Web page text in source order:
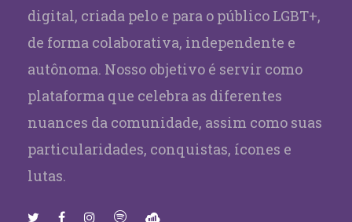
digital, criada pelo e para o público LGBT+,
de forma colaborativa, independente e
autônoma. Nosso objetivo é servir como
plataforma que celebra as diferentes
nuances da comunidade, assim como suas
particularidades, conquistas, ícones e
lutas.